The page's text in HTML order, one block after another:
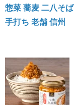
惣菜 蕎麦 二八そ
手打ち 老舗 信州